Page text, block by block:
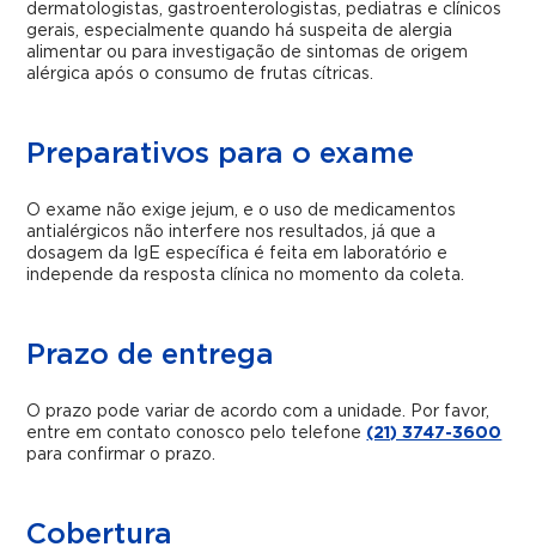
dermatologistas, gastroenterologistas, pediatras e clínicos
gerais, especialmente quando há suspeita de alergia
alimentar ou para investigação de sintomas de origem
alérgica após o consumo de frutas cítricas.
Preparativos para o exame
O exame não exige jejum, e o uso de medicamentos
antialérgicos não interfere nos resultados, já que a
dosagem da IgE específica é feita em laboratório e
independe da resposta clínica no momento da coleta.
Prazo de entrega
O prazo pode variar de acordo com a unidade. Por favor,
entre em contato conosco pelo telefone (21) 3747-3600
para confirmar o prazo.
Cobertura